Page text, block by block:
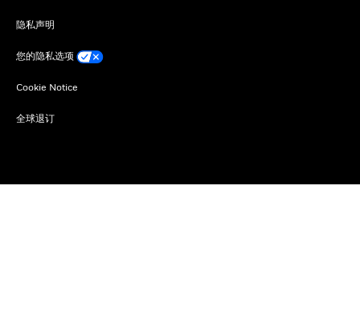
隐私声明
您的隐私选项
Cookie Notice
全球退订